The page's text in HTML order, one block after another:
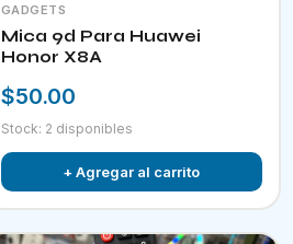
GADGETS
Mica 9d Para Huawei
Honor X8A
$50.00
Stock: 2 disponibles
+ Agregar al carrito